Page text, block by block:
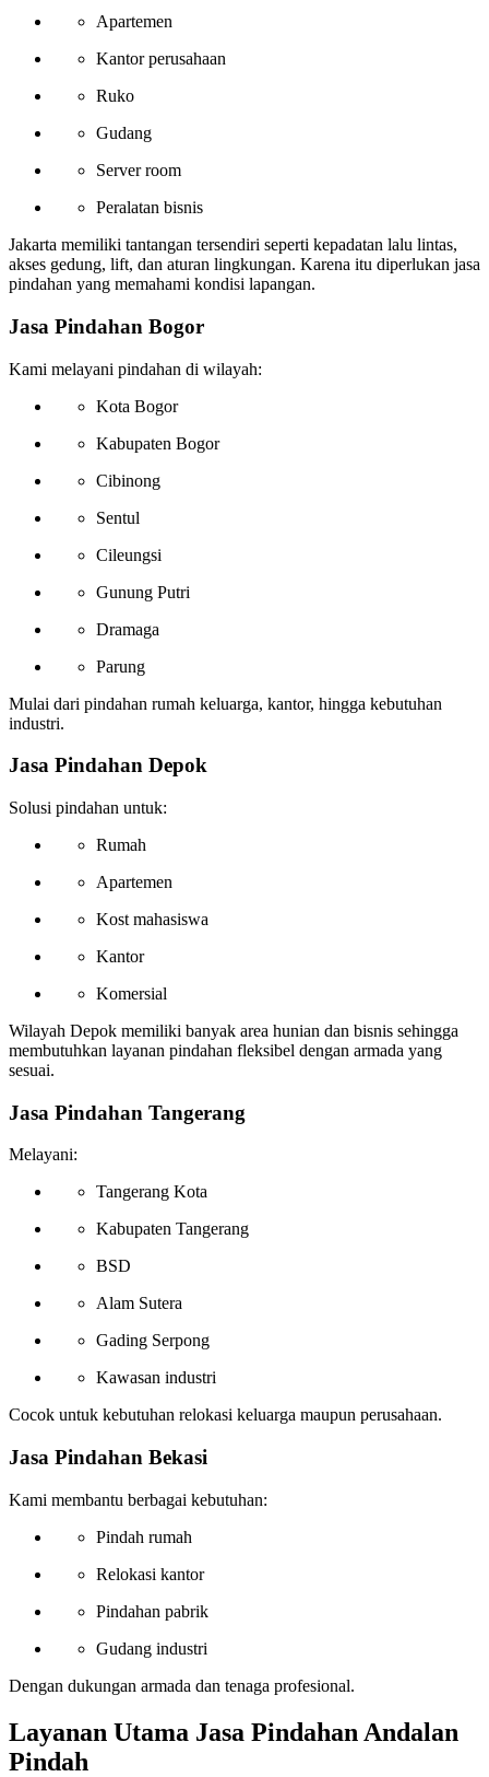
Apartemen
Kantor perusahaan
Ruko
Gudang
Server room
Peralatan bisnis
Jakarta memiliki tantangan tersendiri seperti kepadatan lalu lintas,
akses gedung, lift, dan aturan lingkungan. Karena itu diperlukan jasa
pindahan yang memahami kondisi lapangan.
Jasa Pindahan Bogor
Kami melayani pindahan di wilayah:
Kota Bogor
Kabupaten Bogor
Cibinong
Sentul
Cileungsi
Gunung Putri
Dramaga
Parung
Mulai dari pindahan rumah keluarga, kantor, hingga kebutuhan
industri.
Jasa Pindahan Depok
Solusi pindahan untuk:
Rumah
Apartemen
Kost mahasiswa
Kantor
Komersial
Wilayah Depok memiliki banyak area hunian dan bisnis sehingga
membutuhkan layanan pindahan fleksibel dengan armada yang
sesuai.
Jasa Pindahan Tangerang
Melayani:
Tangerang Kota
Kabupaten Tangerang
BSD
Alam Sutera
Gading Serpong
Kawasan industri
Cocok untuk kebutuhan relokasi keluarga maupun perusahaan.
Jasa Pindahan Bekasi
Kami membantu berbagai kebutuhan:
Pindah rumah
Relokasi kantor
Pindahan pabrik
Gudang industri
Dengan dukungan armada dan tenaga profesional.
Layanan Utama Jasa Pindahan Andalan
Pindah